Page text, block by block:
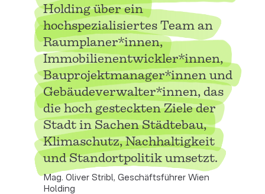
Holding über ein
hochspezialisiertes Team an
Raumplaner*innen,
Immobilienentwickler*innen,
Bauprojektmanager*innen und
Gebäudeverwalter*innen, das
die hoch gesteckten Ziele der
Stadt in Sachen Städtebau,
Klimaschutz, Nachhaltigkeit
und Standortpolitik umsetzt.
Mag. Oliver Stribl, Geschäftsführer Wien
Holding